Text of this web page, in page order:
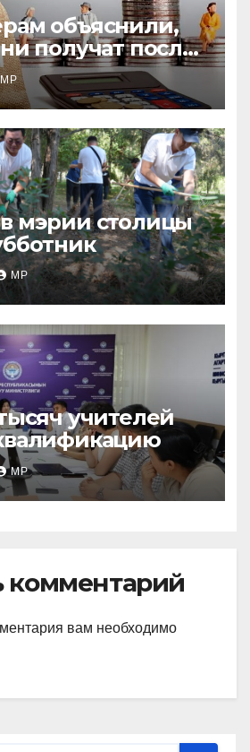
объяснили,
получат после
MP
мэрии столицы
MP
учителей
MP
комментарий
вам необходимо